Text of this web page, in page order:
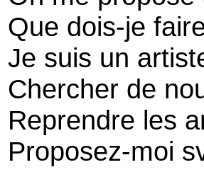
Que dois-je
Je suis un
Chercher de
Reprendre les
Proposez-moi